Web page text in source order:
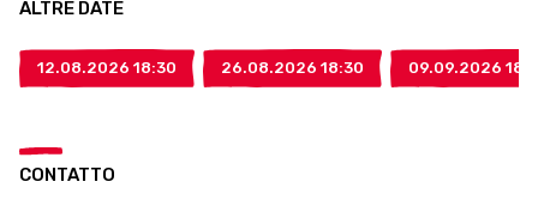
ALTRE DATE
12.08.2026 18:30 26.08.2026 18:30 09.09.2026
CONTATTO